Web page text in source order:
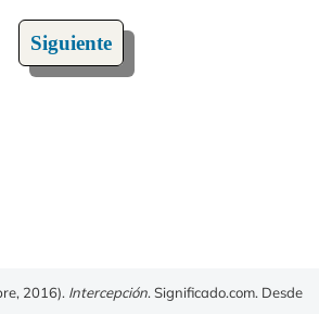
Siguiente
2016). Intercepción. Significado.com. Desde